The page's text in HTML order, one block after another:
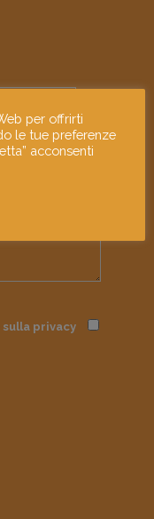
privacy
per offrirti
le tue preferenze
acconsenti